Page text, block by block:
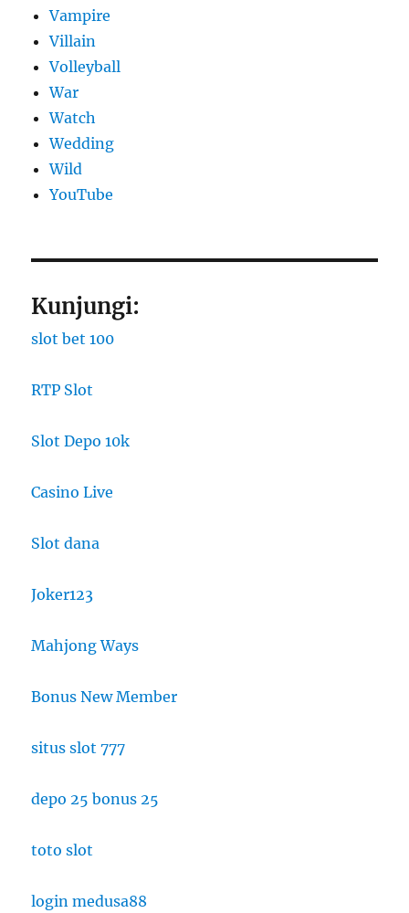
Vampire
Villain
Volleyball
War
Watch
Wedding
Wild
YouTube
Kunjungi:
slot bet 100
RTP Slot
Slot Depo 10k
Casino Live
Slot dana
Joker123
Mahjong Ways
Bonus New Member
situs slot 777
depo 25 bonus 25
toto slot
login medusa88